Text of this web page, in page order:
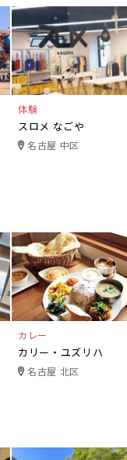
体験
スロメ なごや
名古屋 中区
カレー
カリー・ユズリハ
名古屋 北区